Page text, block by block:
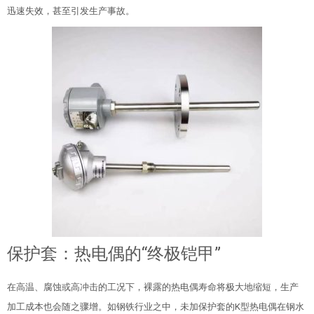
迅速失效，甚至引发生产事故。
保护套：热电偶的“终极铠甲”
在高温、腐蚀或高冲击的工况下，裸露的热电偶寿命将极大地缩短，生产
加工成本也会随之骤增。如钢铁行业之中，未加保护套的K型热电偶在钢水